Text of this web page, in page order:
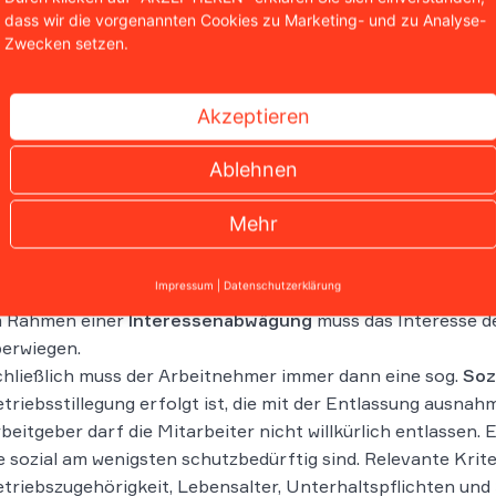
Kündigung ist eine Kündigung, die
Erfordernisse vor, die der Weiterbeschäftigung
Im Falle von Galeria Karstadt Kaufhof haben
Kündigung erhalten.
Kündigungen zulässig sind, müssten vier
betriebliches Erfordernis
gegeben sein, das
führt. Darunter fällt die tatsächliche
sodass bestimmte Arbeitsplätze wegfallen.
sein – es darf nicht
zu beschäftigen.
Rahmen einerInteressenabwägungmuss das Interesse
muss der Arbeitnehmer immer dann eine sog.
erfolgt ist, die mit der Entlassung
darf die Mitarbeiter nicht willkürlich entlassen.
sozial am wenigsten schutzbedürftig sind. Relevante
Lebensalter, Unterhaltspflichten und
dass wir die vorgenannten Cookies zu Marketing- und zu Analyse-
Zwecken setzen.
Akzeptieren
Ablehnen
Mehr
Impressum Datenschutzerklärung